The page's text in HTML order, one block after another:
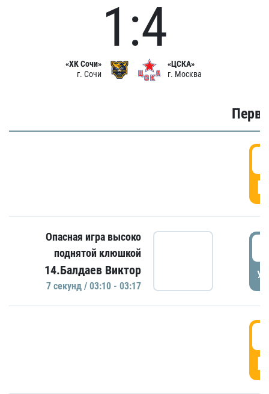
«ХК Сочи»
г. Сочи
1:4
«ЦСКА»
г. Москва
Опасная игра высоко
поднятой клюшкой
14.Балдаев Виктор
7 секунд / 03:10 - 03:17